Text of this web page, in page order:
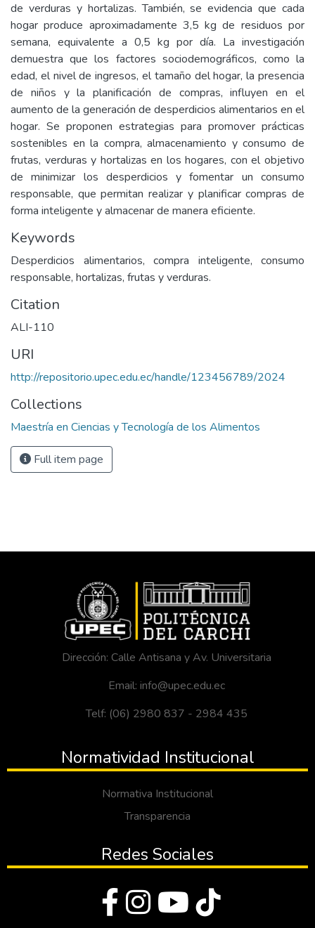
de verduras y hortalizas. También, se evidencia que cada
hogar produce aproximadamente 3,5 kg de residuos por
semana, equivalente a 0,5 kg por día. La investigación
demuestra que los factores sociodemográficos, como la
edad, el nivel de ingresos, el tamaño del hogar, la presencia
de niños y la planificación de compras, influyen en el
aumento de la generación de desperdicios alimentarios en el
hogar. Se proponen estrategias para promover prácticas
sostenibles en la compra, almacenamiento y consumo de
frutas, verduras y hortalizas en los hogares, con el objetivo
de minimizar los desperdicios y fomentar un consumo
responsable, que permitan realizar y planificar compras de
forma inteligente y almacenar de manera eficiente.
Keywords
Desperdicios alimentarios, compra inteligente, consumo
responsable, hortalizas, frutas y verduras.
Citation
ALI-110
URI
http://repositorio.upec.edu.ec/handle/123456789/2024
Collections
Maestría en Ciencias y Tecnología de los Alimentos
Full item page
Dirección: Calle Antisana y Av. Universitaria
Email: info@upec.edu.ec
Telf: (06) 2980 837 - 2984 435
Normatividad Institucional
Normativa Institucional
Transparencia
Redes Sociales